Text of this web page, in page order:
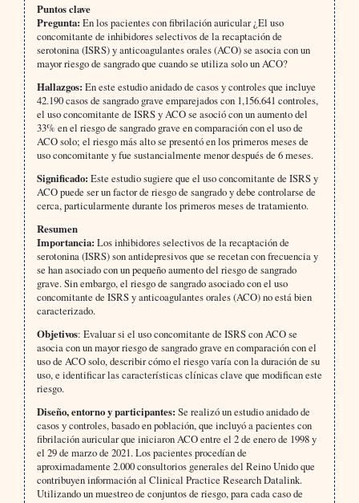
Puntos clave
Pregunta: En los pacientes con fibrilación auricular ¿El uso
concomitante de inhibidores selectivos de la recaptación de
serotonina (ISRS) y anticoagulantes orales (ACO) se asocia con un
mayor riesgo de sangrado que cuando se utiliza solo un ACO?
Hallazgos: En este estudio anidado de casos y controles que incluye
42.190 casos de sangrado grave emparejados con 1,156.641 controles,
el uso concomitante de ISRS y ACO se asoció con un aumento del
33% en el riesgo de sangrado grave en comparación con el uso de
ACO solo; el riesgo más alto se presentó en los primeros meses de
uso concomitante y fue sustancialmente menor después de 6 meses.
Significado: Este estudio sugiere que el uso concomitante de ISRS y
ACO puede ser un factor de riesgo de sangrado y debe controlarse de
cerca, particularmente durante los primeros meses de tratamiento.
Resumen
Importancia: Los inhibidores selectivos de la recaptación de
serotonina (ISRS) son antidepresivos que se recetan con frecuencia y
se han asociado con un pequeño aumento del riesgo de sangrado
grave. Sin embargo, el riesgo de sangrado asociado con el uso
concomitante de ISRS y anticoagulantes orales (ACO) no está bien
caracterizado.
Objetivos: Evaluar si el uso concomitante de ISRS con ACO se
asocia con un mayor riesgo de sangrado grave en comparación con el
uso de ACO solo, describir cómo el riesgo varía con la duración de su
uso, e identificar las características clínicas clave que modifican este
riesgo.
Diseño, entorno y participantes: Se realizó un estudio anidado de
casos y controles, basado en población, que incluyó a pacientes con
fibrilación auricular que iniciaron ACO entre el 2 de enero de 1998 y
el 29 de marzo de 2021. Los pacientes procedían de
aproximadamente 2.000 consultorios generales del Reino Unido que
contribuyen información al Clinical Practice Research Datalink.
Utilizando un muestreo de conjuntos de riesgo, para cada caso de